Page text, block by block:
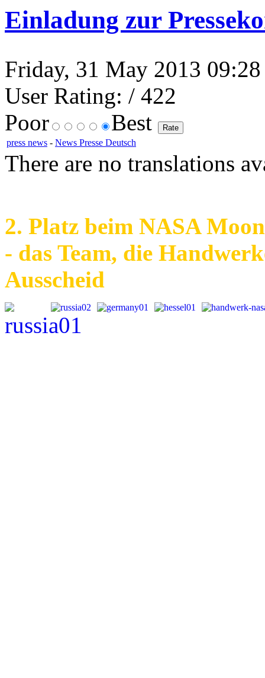
Einladung zur
Friday, 31 May 2013
User Rating: / 422
Poor
Best
press news - News Presse Deutsch
There are no translations
2. Platz beim NASA
- das Team, die
Ausscheid